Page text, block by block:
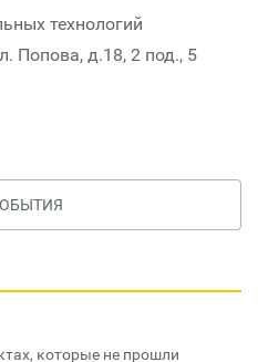
технологий
Попова, д.18, 2 под., 5
которые не прошли